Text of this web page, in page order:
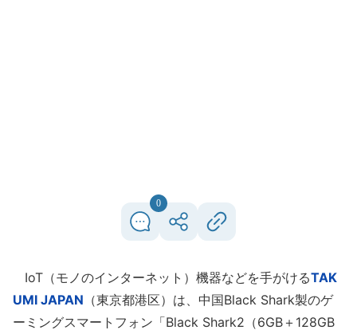
0
IoT（モノのインターネット）機器などを手がけるTAK
UMI JAPAN （東京都港区）は、中国Black Shark製のゲ
ーミングスマートフォン「Black Shark2（6GB＋128GB